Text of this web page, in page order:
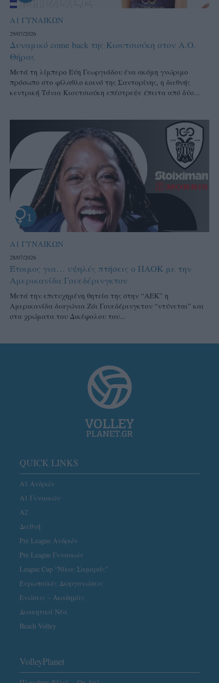
Α1 ΓΥΝΑΙΚΩΝ
29/07/2026
Δυναμικό come back της Κιουτσιούκη στον Α.Ο.
Θήρας
Μετά τη λίμπερο Εύη Γεωργιάδου ένα ακόμη γνώριμο
πρόσωπο στο φίλαθλο κοινό της Σαντορίνης, η διεθνής
κεντρική Τάνια Κιουτσιούκη επέστρεψε έπειτα από δύο...
Α1 ΓΥΝΑΙΚΩΝ
28/07/2026
Έτοιμος για… υψηλές πτήσεις ο ΠΑΟΚ με την
Αμερικανίδα Γουεδέρινγκτον
Μετά την επιτυχημένη θητεία της στην “ΑΕΚ” η
Αμερικανίδα διαγώνια Ζόι Γουεδέρινγκτον “ντύνεται” και
στα χρώματα του Δικέφαλου του...
QUICK LINKS
Α1 Ανδρών
Α1 Γυναικών
A2
Διεθνή
Pre League Ανδρών
Pre League Γυναικών
League Cup “Νίκος Σαμαράς”
Ευρωπαϊκές Διοργανώσεις
Ενώσεις – Ακαδημίες
Διοικητικά Νέα
Beach Volley
VolleyPlanet